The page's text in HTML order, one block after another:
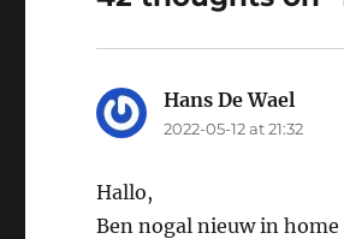
Hans De Wael
2022-05-12 at 21:32
Hallo,
Ben nogal nieuw in